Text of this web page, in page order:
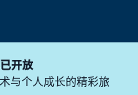
开放
与个人成长的精彩旅